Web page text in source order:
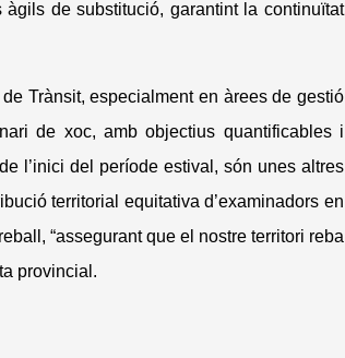
de substitució, garantint la continuïtat
Trànsit, especialment en àrees de gestió
de xoc, amb objectius quantificables i
l’inici del període estival, són unes altres
territorial equitativa d’examinadors en
“assegurant que el nostre territori reba
provincial.